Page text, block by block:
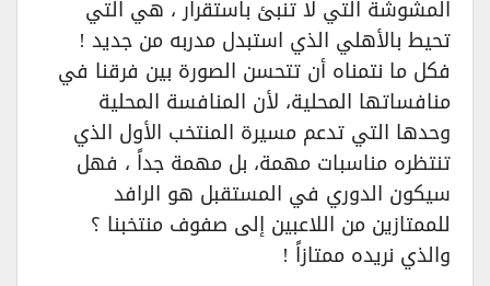
المشوشة التي لا تنبئ باستقرار ، هي التي
تحيط بالأهلي الذي استبدل مدربه من جديد !
فكل ما نتمناه أن تتحسن الصورة بين فرقنا في
منافساتها المحلية، لأن المنافسة المحلية
وحدها التي تدعم مسيرة المنتخب الأول الذي
تنتظره مناسبات مهمة، بل مهمة جداً ، فهل
سيكون الدوري في المستقبل هو الرافد
للممتازين من اللاعبين إلى صفوف منتخبنا ؟
والذي نريده ممتازاً !